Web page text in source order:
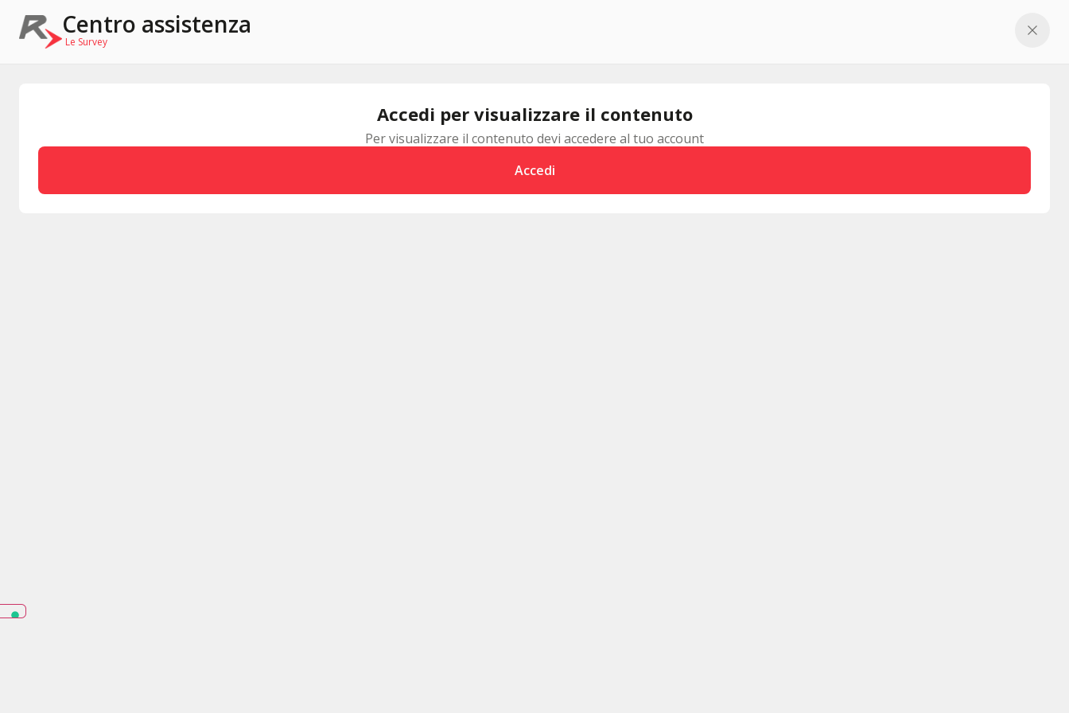
Centro assistenza
Le Survey
Accedi per visualizzare il contenuto
Per visualizzare il contenuto devi accedere al tuo account
Accedi